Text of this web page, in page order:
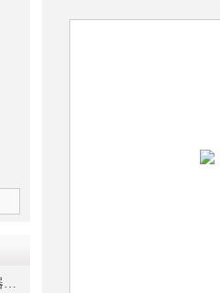
盐雾腐蚀老化试验箱油气分离器损坏会造成的影响